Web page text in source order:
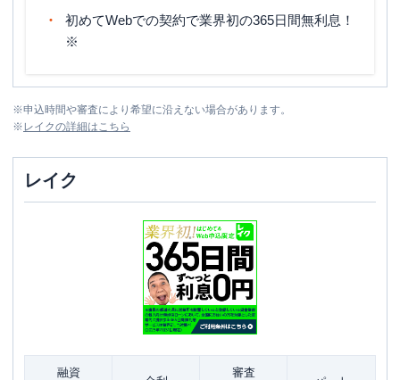
初めてWebでの契約で業界初の365日間無利息！
※
※申込時間や審査により希望に沿えない場合があります。
※ レイクの詳細はこちら
レイク
融資 審査